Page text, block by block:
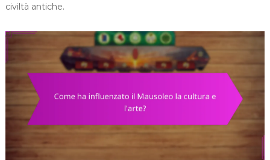
civiltà antiche.